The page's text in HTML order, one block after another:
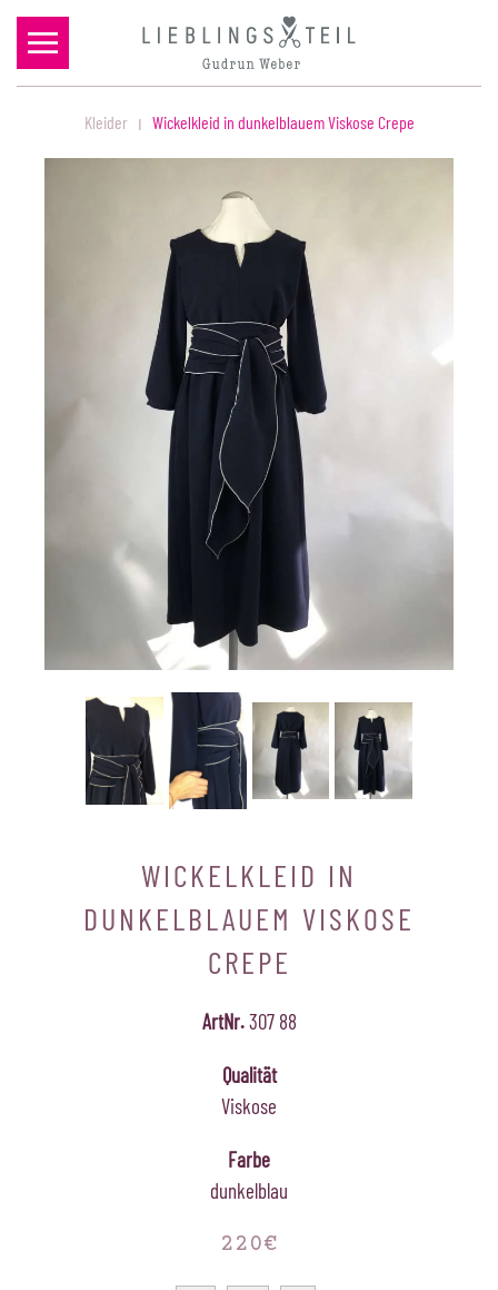
Zum Hauptinhalt springen
Kleider Wickelkleid in dunkelblauem Viskose Crepe
WICKELKLEID IN
DUNKELBLAUEM VISKOSE
CREPE
ArtNr.307 88
Qualität
Viskose
Farbe
dunkelblau
220€